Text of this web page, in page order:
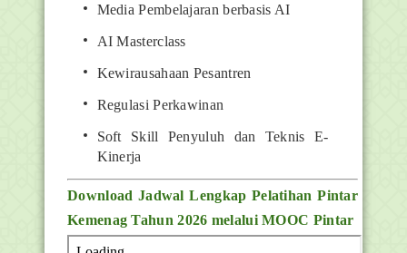
Media Pembelajaran berbasis AI
AI Masterclass
Kewirausahaan Pesantren
Regulasi Perkawinan
Soft Skill Penyuluh dan Teknis E-
Kinerja
Download Jadwal Lengkap Pelatihan Pintar
Kemenag Tahun 2026 melalui MOOC Pintar